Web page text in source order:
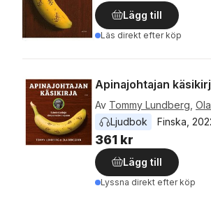
Lägg till
Läs direkt efter köp
Apinajohtajan
Av Tommy Lundberg
Ljudbok
Finska
361 kr
Lägg till
Lyssna direkt efter köp